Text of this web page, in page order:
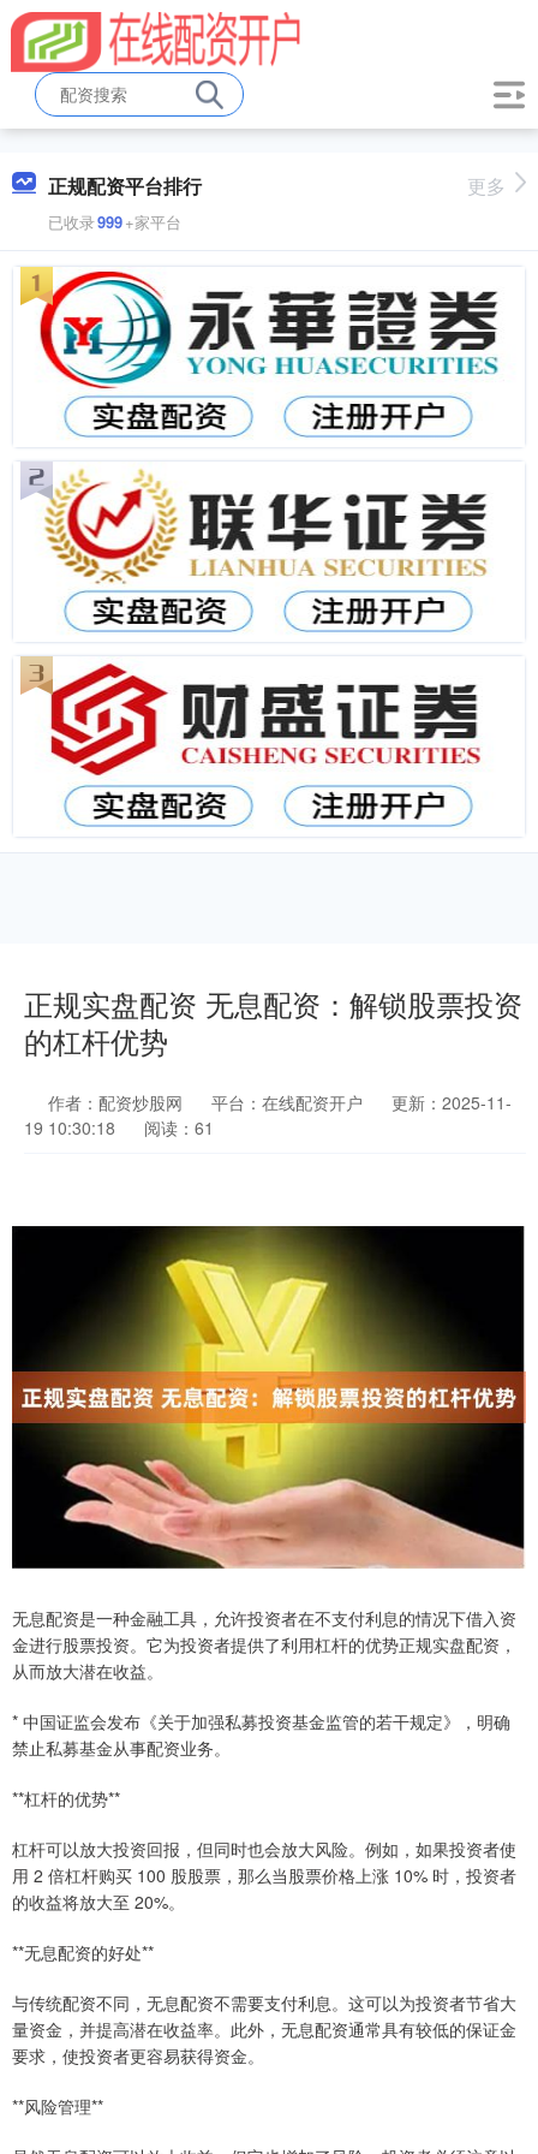
正规配资平台排行
已收录999+家平台
更多
正规实盘配资 无息配资：解锁股票投资
的杠杆优势
作者：配资炒股网 平台：在线配资开户
更新：2025-11-
19 10:30:18
阅读：61
无息配资是一种金融工具，允许投资者在不支付利息的情况下借入资
金进行股票投资。它为投资者提供了利用杠杆的优势正规实盘配资，
从而放大潜在收益。
* 中国证监会发布《关于加强私募投资基金监管的若干规定》，明确
禁止私募基金从事配资业务。
**杠杆的优势**
杠杆可以放大投资回报，但同时也会放大风险。例如，如果投资者使
用 2 倍杠杆购买 100 股股票，那么当股票价格上涨 10% 时，投资者
的收益将放大至 20%。
**无息配资的好处**
与传统配资不同，无息配资不需要支付利息。这可以为投资者节省大
量资金，并提高潜在收益率。此外，无息配资通常具有较低的保证金
要求，使投资者更容易获得资金。
**风险管理**